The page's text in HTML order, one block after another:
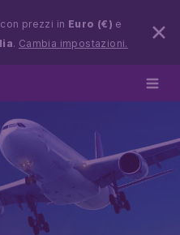
prezzi in Euro (€) e
. Cambia impostazioni.